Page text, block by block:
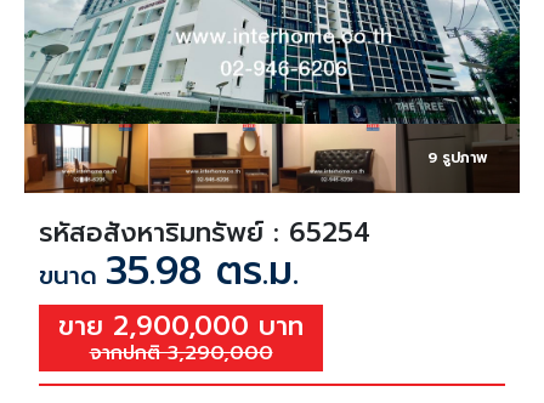
9 รูปภาพ
รหัสอสังหาริมทรัพย์ : 65254
ขนาด 35.98 ตร.ม.
ขาย 2,900,000 บาท
จากปกติ 3,290,000